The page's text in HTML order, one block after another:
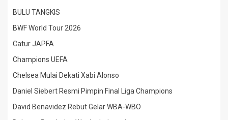
BULU TANGKIS
BWF World Tour 2026
Catur JAPFA
Champions UEFA
Chelsea Mulai Dekati Xabi Alonso
Daniel Siebert Resmi Pimpin Final Liga Champions
David Benavidez Rebut Gelar WBA-WBO